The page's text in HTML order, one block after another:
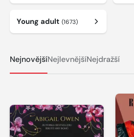
Young adult (1673)
NejnovějšíNejlevnějšíNejdražší